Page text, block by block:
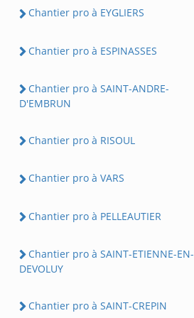
Chantier pro à EYGLIERS
Chantier pro à ESPINASSES
Chantier pro à SAINT-ANDRE-
D'EMBRUN
Chantier pro à RISOUL
Chantier pro à VARS
Chantier pro à PELLEAUTIER
Chantier pro à SAINT-ETIENNE-EN-
DEVOLUY
Chantier pro à SAINT-CREPIN